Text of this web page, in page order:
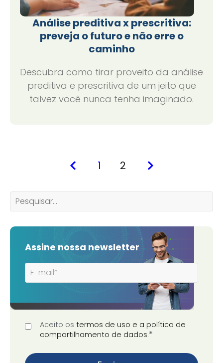
Análise preditiva x prescritiva:
preveja o futuro e não erre o
caminho
Descubra como tirar proveito da análise
preditiva e prescritiva de um jeito que
talvez você nunca tenha imaginado.
1 2
Assine nossa newsletter
Aceito os termos de uso e a política de
compartilhamento de dados.*